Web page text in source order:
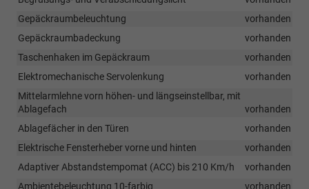
Gepäckraumbeleuchtung
vorhanden
Gepäckraumbadeckung
vorhanden
Taschenhaken im Gepäckraum
vorhanden
Elektromechanische Servolenkung
vorhanden
Mittelarmlehne vorn höhen- und längseinstellbar, mit
Ablagefach
vorhanden
Ablagefächer in den Türen
vorhanden
Elektrische Fensterheber vorne und hinten
vorhanden
Adaptiver Abstandstempomat (ACC) bis 210 Km/h
vorhanden
Ambientebeleuchtung 10-farbig
vorhanden